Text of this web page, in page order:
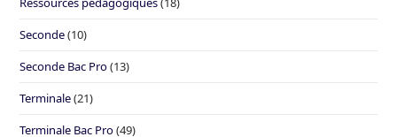
Seconde(10)
Seconde Bac Pro(13)
Terminale(21)
Terminale Bac Pro(49)